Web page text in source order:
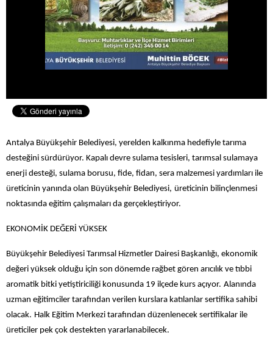
Antalya Büyükşehir Belediyesi, yerelden kalkınma hedefiyle tarıma
desteğini sürdürüyor. Kapalı devre sulama tesisleri, tarımsal sulamaya
enerji desteği, sulama borusu, fide, fidan, sera malzemesi yardımları ile
üreticinin yanında olan Büyükşehir Belediyesi, üreticinin bilinçlenmesi
noktasında eğitim çalışmaları da gerçekleştiriyor.
EKONOMİK DEĞERİ YÜKSEK
Büyükşehir Belediyesi Tarımsal Hizmetler Dairesi Başkanlığı, ekonomik
değeri yüksek olduğu için son dönemde rağbet gören arıcılık ve tıbbi
aromatik bitki yetiştiriciliği konusunda 19 ilçede kurs açıyor. Alanında
uzman eğitimciler tarafından verilen kurslara katılanlar sertifika sahibi
olacak. Halk Eğitim Merkezi tarafından düzenlenecek sertifikalar ile
üreticiler pek çok destekten yararlanabilecek.